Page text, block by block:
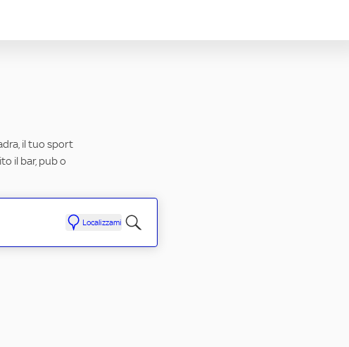
il tuo sport
il bar, pub o
Localizzami